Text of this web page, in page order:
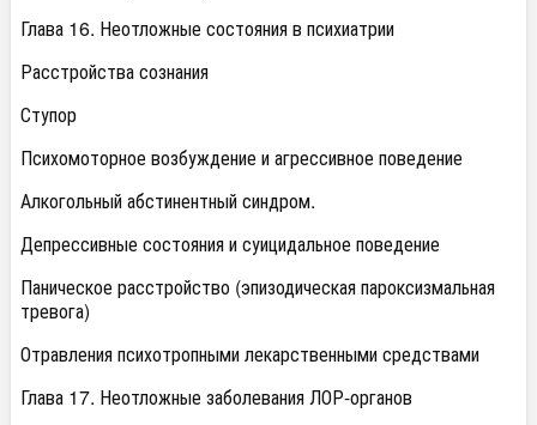
Глава 16. Неотложные состояния в психиатрии
Расстройства сознания
Ступор
Психомоторное возбуждение и агрессивное поведение
Алкогольный абстинентный синдром.
Депрессивные состояния и суицидальное поведение
Паническое расстройство (эпизодическая пароксизмальная
тревога)
Отравления психотропными лекарственными средствами
Глава 17. Неотложные заболевания ЛОР-органов